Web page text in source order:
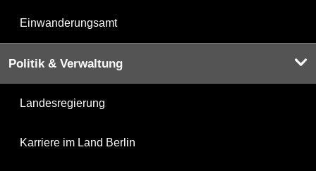
Einwanderungsamt
Politik & Verwaltung
Landesregierung
Karriere im Land Berlin